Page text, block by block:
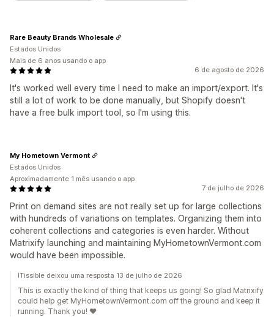
6 de agosto de 2026
It's worked well every time I need to make an import/export. It's
still a lot of work to be done manually, but Shopify doesn't
have a free bulk import tool, so I'm using this.
Rare Beauty Brands Wholesale
Estados Unidos
Mais de 6 anos usando o app
7 de julho de 2026
Print on demand sites are not really set up for large collections
with hundreds of variations on templates. Organizing them into
coherent collections and categories is even harder. Without
Matrixify launching and maintaining MyHometownVermont.com
would have been impossible.
My Hometown Vermont
Estados Unidos
Aproximadamente 1 mês usando o app
ITissible deixou uma resposta 13 de julho de 2026
This is exactly the kind of thing that keeps us going! So glad Matrixify
could help get MyHometownVermont.com off the ground and keep it
running. Thank you! ❤️